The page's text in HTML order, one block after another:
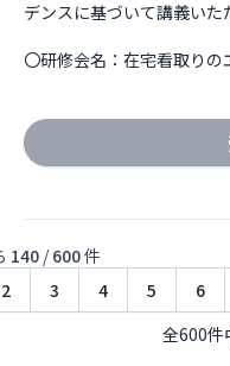
デンスに基づいて講義いた
〇研修会名：在宅看取りの
140 /600件
2
3 4 5 6
全600件